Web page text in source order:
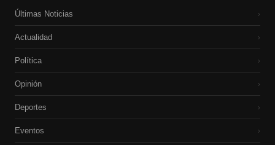
Últimas Noticias ›
Actualidad ›
Política ›
Opinión ›
Deportes ›
Eventos ›